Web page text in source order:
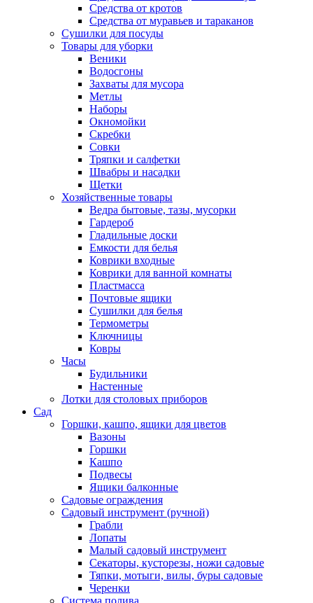
Средства от кротов
Средства от муравьев и тараканов
Сушилки для посуды
Товары для уборки
Веники
Водосгоны
Захваты для мусора
Метлы
Наборы
Окномойки
Скребки
Совки
Тряпки и салфетки
Швабры и насадки
Щетки
Хозяйственные товары
Ведра бытовые, тазы, мусорки
Гардероб
Гладильные доски
Емкости для белья
Коврики входные
Коврики для ванной комнаты
Пластмасса
Почтовые ящики
Сушилки для белья
Термометры
Ключницы
Ковры
Часы
Будильники
Настенные
Лотки для столовых приборов
Сад
Горшки, кашпо, ящики для цветов
Вазоны
Горшки
Кашпо
Подвесы
Ящики балконные
Садовые ограждения
Садовый инструмент (ручной)
Грабли
Лопаты
Малый садовый инструмент
Секаторы, кусторезы, ножи садовые
Тяпки, мотыги, вилы, буры садовые
Черенки
Система полива